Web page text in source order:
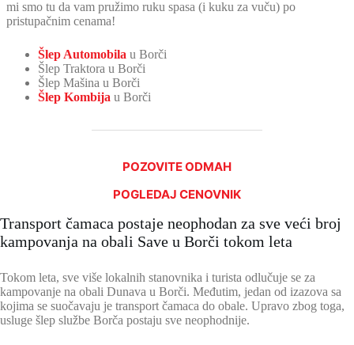
mi smo tu da vam pružimo ruku spasa (i kuku za vuču) po
pristupačnim cenama!
Šlep Automobila u Borči
Šlep Traktora u Borči
Šlep Mašina u Borči
Šlep Kombija u Borči
POZOVITE ODMAH
POGLEDAJ CENOVNIK
Transport čamaca postaje neophodan za sve veći broj
kampovanja na obali Save u Borči tokom leta
Tokom leta, sve više lokalnih stanovnika i turista odlučuje se za
kampovanje na obali Dunava u Borči. Međutim, jedan od izazova sa
kojima se suočavaju je transport čamaca do obale. Upravo zbog toga,
usluge šlep službe Borča postaju sve neophodnije.